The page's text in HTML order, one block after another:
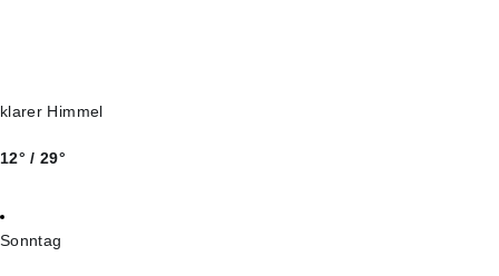
klarer Himmel
12° / 29°
Sonntag